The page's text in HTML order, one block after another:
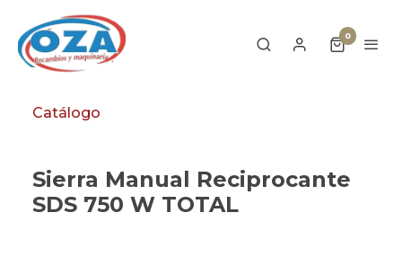
0
Catálogo
Sierra Manual Reciprocante
SDS 750 W TOTAL